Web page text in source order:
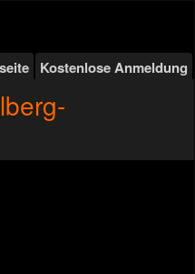
Kostenlose Anmeldung